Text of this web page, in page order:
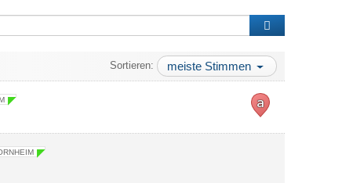
Sortieren: meiste Stimmen